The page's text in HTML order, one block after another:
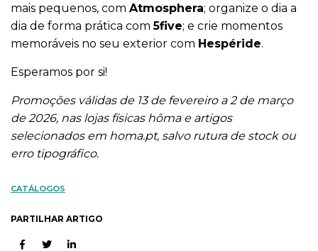
mais pequenos, com Atmosphera; organize o dia a
dia de forma prática com5five; e crie momentos
memoráveis no seu exterior com Hespéride.
Esperamos por si!
Promoções válidas de 13 de fevereiro a 2 de março
de 2026, nas lojas físicas hôma e artigos
selecionados em homa.pt, salvo rutura de stock ou
erro tipográfico.
CATÁLOGOS
PARTILHAR ARTIGO